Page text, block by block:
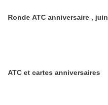
Ronde ATC anniversaire , juin
ATC et cartes anniversaires